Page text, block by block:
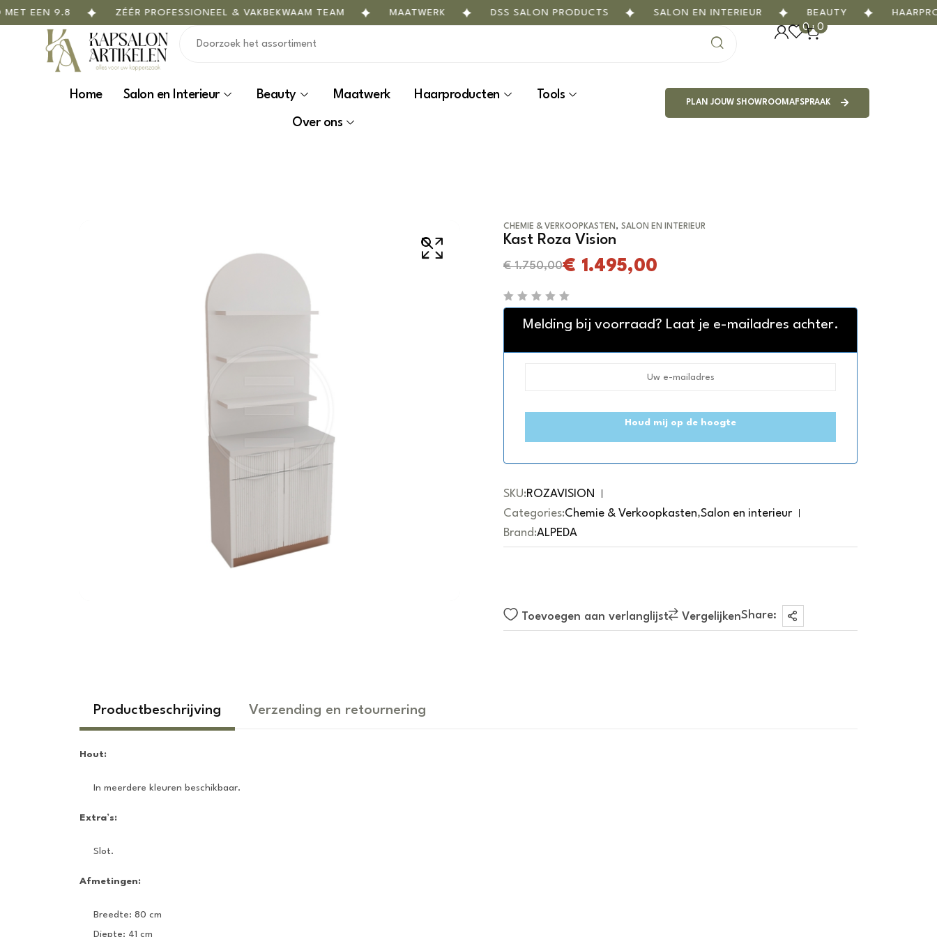
EEN 9.8 ZÉÉR PROFESSIONEEL & VAKBEKWAAM TEAM MAATWERK DSS SALON PRODUCTS SALON EN INTERIEUR BEAUTY
0 0
Home Salon en Interieur Beauty Maatwerk Haarproducten Tools
Over ons
PLAN JOUW SHOWROOMAFSPRAAK
CHEMIE & VERKOOPKASTEN , SALON EN INTERIEUR
Kast Roza Vision
€1.750,00€ 1.495,00
R
Melding bij voorraad? Laat je e-mailadres achter.
Houd mij op de hoogte
SKU:ROZAVISION
Categories:Chemie & Verkoopkasten,Salon en interieur
Brand:ALPEDA
Toevoegen aan verlanglijst VergelijkenShare:
Productbeschrijving Verzending en retournering
Hout:
In meerdere kleuren beschikbaar.
Extra’s:
Slot.
Afmetingen:
Breedte: 80 cm
Diepte: 41 cm